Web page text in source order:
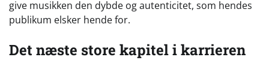
give musikken den dybde og autenticitet, som hendes
publikum elsker hende for.
Det næste store kapitel i karrieren